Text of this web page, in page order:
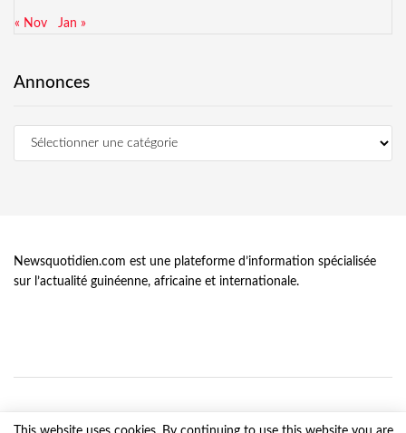
« Nov Jan »
Annonces
Newsquotidien.com est une plateforme d’information spécialisée
sur l’actualité guinéenne, africaine et internationale.